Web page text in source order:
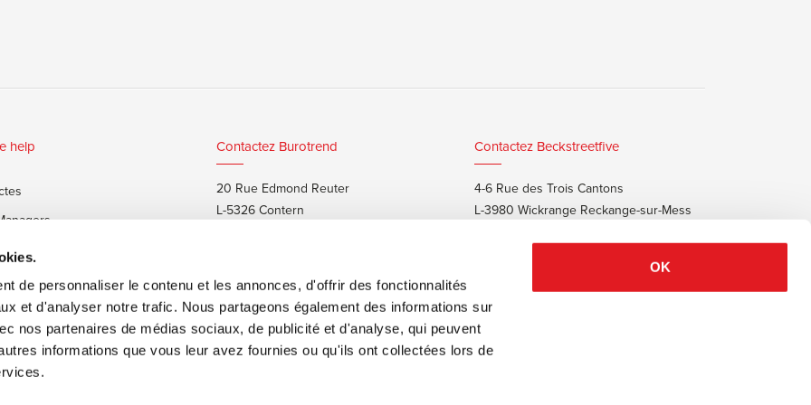
de personnaliser le contenu et les annonces, d'offrir des fonctionnalités
et d'analyser notre trafic. Nous partageons également des informations sur
nos partenaires de médias sociaux, de publicité et d'analyse, qui peuvent
informations que vous leur avez fournies ou qu'ils ont collectées lors de
OK
help Contactez Burotrend
20 Rue Edmond Reuter
L-5326 Contern
Contactez Beckstreetfive
4-6 Rue des Trois Cantons
L-3980 Wickrange Reckange-sur-Mess
+352 48 25 68 55
de vente